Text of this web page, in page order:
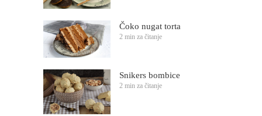
Čoko nugat torta
2 min za čitanje
Snikers bombice
2 min za čitanje